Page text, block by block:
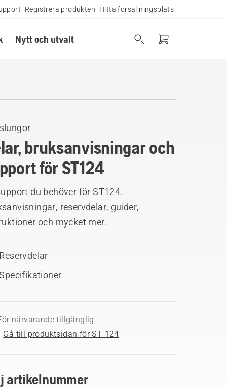
Registrera produkten Hitta försäljningsplats
Nytt och utvalt
bruksanvisningar och
för ST124
du behöver för ST124.
reservdelar, guider,
och mycket mer.
Reservdelar
närvarande tillgänglig
Gå till produktsidan för ST 124
artikelnummer